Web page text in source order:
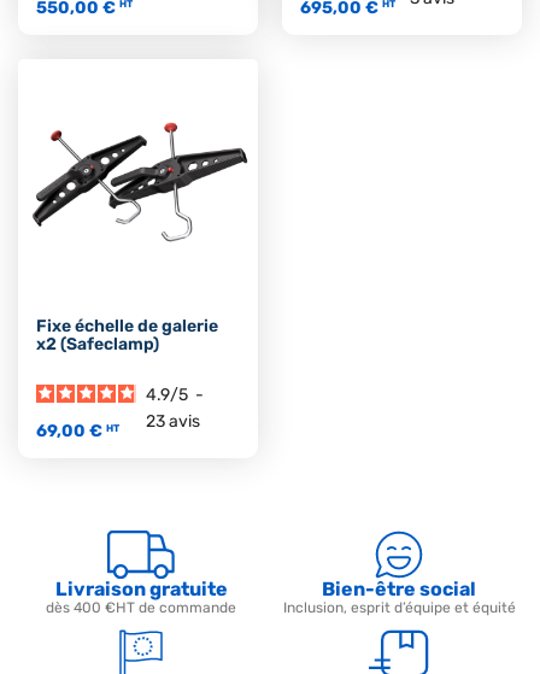
550,00 € HT 695,00 € HT
Fixe échelle de galerie
x2 (Safeclamp)
4.9/5 -
23avis
69,00 € HT
Livraison gratuite
dès 400 €HT de commande
Bien-être social
Inclusion, esprit d’équipe et équité